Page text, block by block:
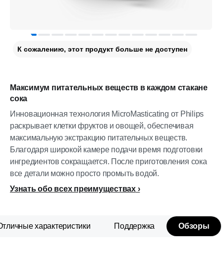
Максимум питательных веществ в каждом стакане
сока
Инновационная технология MicroMasticating от Philips
раскрывает клетки фруктов и овощей, обеспечивая
максимальную экстракцию питательных веществ.
Благодаря широкой камере подачи время подготовки
ингредиентов сокращается. После приготовления сока
все детали можно просто промыть водой.
Узнать обо всех преимуществах
К сожалению, этот продукт больше не доступен
характеристики Поддержка Обзоры